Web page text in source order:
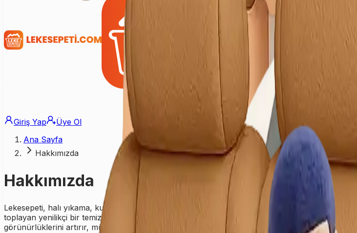
Giriş Yap
Üye Ol
Ana Sayfa
Hakkımızda
Hakkımızda
Lekesepeti, halı yıkama, kuru temizleme, koltuk yıkama, perde yıkama, yatak temizleme ve
toplayan yenilikçi bir temizlik çözümleri ağıdır. Türkiye genelinde yüzlerce temizlik firmasını
görünürlüklerini artırır, müşteri trafiğini kolaylaştırır ve hizmet kalitesini yükseltir.